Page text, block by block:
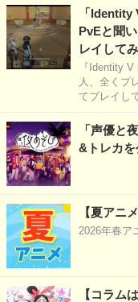
「
PvEと聞
レイして
『Identity
人、全くプ
てプレイし
「声優と
&トレカを
【夏アニ
2026年春ア
【コラム